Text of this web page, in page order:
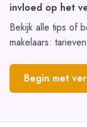
invloed op het
Bekijk alle tips of
makelaars:
Begin met